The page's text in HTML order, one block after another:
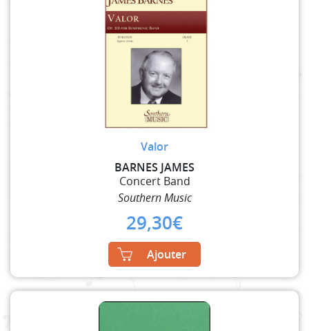
Valor
BARNES JAMES
Concert Band
Southern Music
29,30€
Ajouter